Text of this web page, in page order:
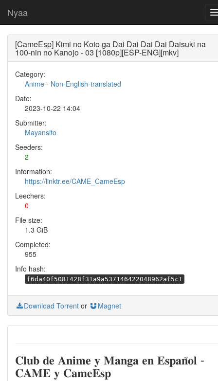
Nyaa
[CameEsp] Kimi no Koto ga Dai Dai Dai Dai Daisuki na
100-nin no Kanojo - 03 [1080p][ESP-ENG][mkv]
Category:
Anime - Non-English-translated
Date:
2023-10-22 14:04
Submitter:
Mayansito
Seeders:
2
Information:
https://linktr.ee/CAME_CameEsp
Leechers:
0
File size:
1.3 GiB
Completed:
955
Info hash:
f6da40f5081428f31a9a537146422048962af5c1
Download Torrent or Magnet
𝐂𝐥𝐮𝐛 𝐝𝐞 𝐀𝐧𝐢𝐦𝐞 𝐲 𝐌𝐚𝐧𝐠𝐚 𝐞𝐧 𝐄𝐬𝐩𝐚𝐧̃𝐨𝐥 -
𝐂𝐀𝐌𝐄 𝐲 𝐂𝐚𝐦𝐞𝐄𝐬𝐩